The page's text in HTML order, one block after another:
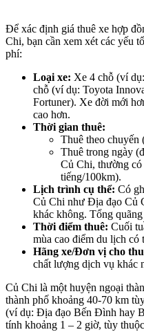
Để xác định giá thuê xe hợp
Chi, bạn cần xem xét các yếu
phí:
Loại xe: Xe 4 chỗ (ví
chỗ (ví dụ: Toyota
Fortuner). Xe đời mới
cao hơn.
Thời gian thuê:
Thuê theo chuyến
Thuê trong ngày
Củ Chi, thường
tiếng/100km).
Lịch trình cụ thể: Có
Củ Chi như Địa đạo Củ
khác không. Tổng
Thời điểm thuê: Cuối
mùa cao điểm du lịch có
Hãng xe/Đơn vị cho
chất lượng dịch vụ khác
Củ Chi là một huyện ngoại
thành phố khoảng 40-70 km
(ví dụ: Địa đạo Bến Đình hay
tính khoảng 1 – 2 giờ, tùy